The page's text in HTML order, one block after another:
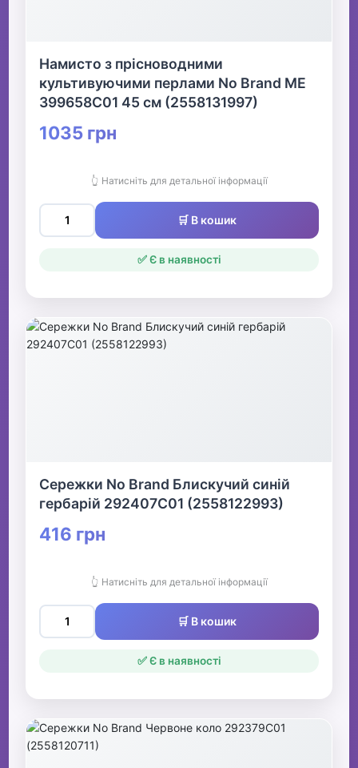
Намисто з прісноводними
культивуючими перлами No Brand ME
399658C01 45 см (2558131997)
1035 грн
👆 Натисніть для детальної інформації
🛒 В кошик
✅ Є в наявності
Сережки No Brand Блискучий синій
гербарій 292407C01 (2558122993)
416 грн
👆 Натисніть для детальної інформації
🛒 В кошик
✅ Є в наявності